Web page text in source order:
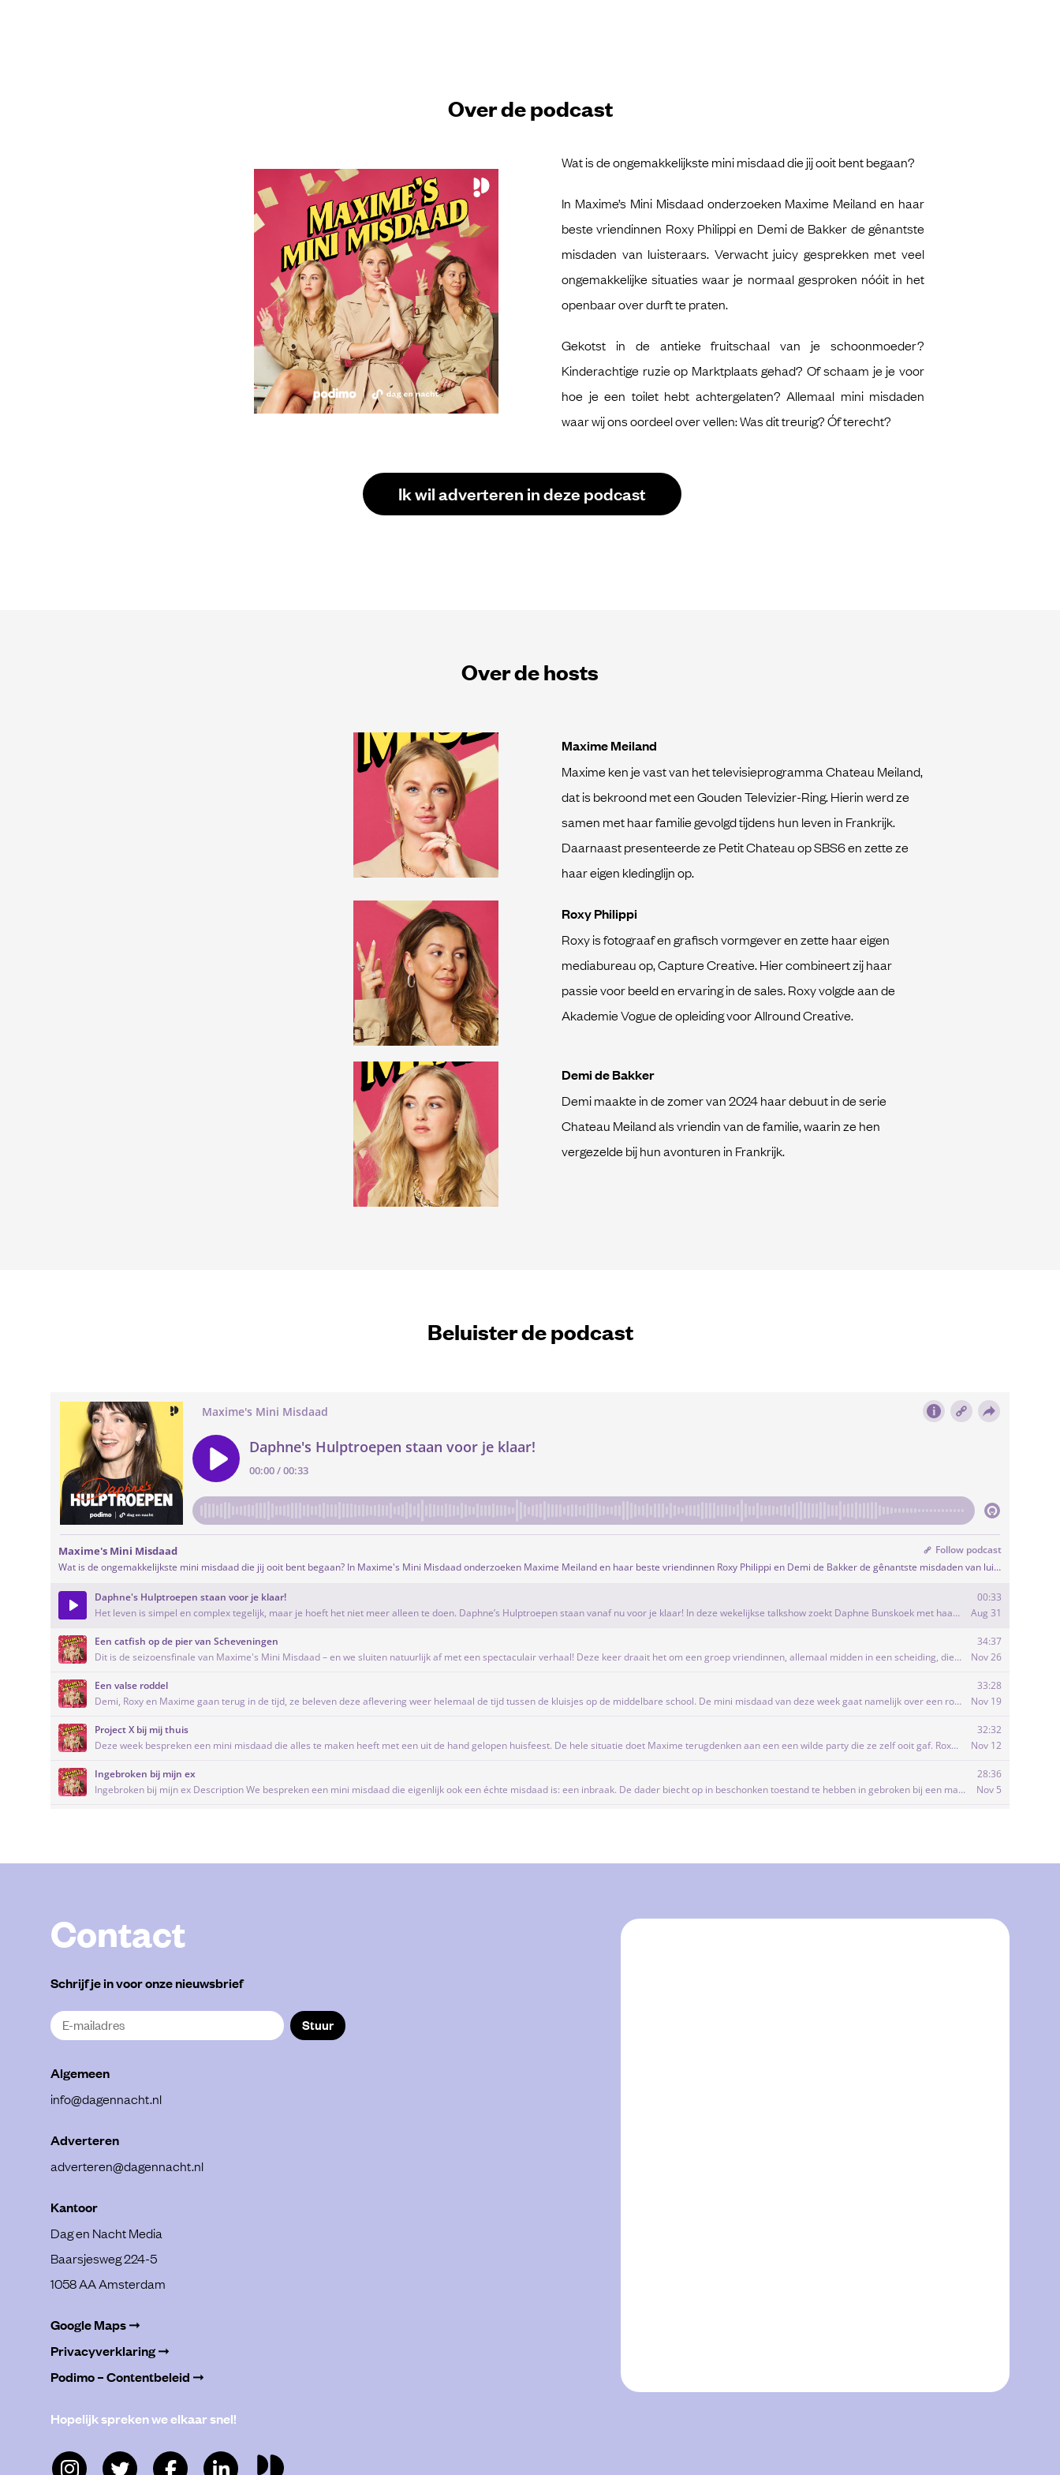
Over de podcast
Wat is de ongemakkelijkste mini misdaad die jij ooit bent begaan?
In Maxime’s Mini Misdaad onderzoeken Maxime Meiland en haar
beste vriendinnen Roxy Philippi en Demi de Bakker de gênantste
misdaden van luisteraars. Verwacht juicy gesprekken met veel
ongemakkelijke situaties waar je normaal gesproken nóóit in het
openbaar over durft te praten.
Gekotst in de antieke fruitschaal van je schoonmoeder?
Kinderachtige ruzie op Marktplaats gehad? Of schaam je je voor
hoe je een toilet hebt achtergelaten? Allemaal mini misdaden
waar wij ons oordeel over vellen: Was dit treurig? Óf terecht?
Ik wil adverteren in deze podcast
Over de hosts
Maxime Meiland
Maxime ken je vast van het televisieprogramma Chateau Meiland,
dat is bekroond met een Gouden Televizier-Ring. Hierin werd ze
samen met haar familie gevolgd tijdens hun leven in Frankrijk.
Daarnaast presenteerde ze Petit Chateau op SBS6 en zette ze
haar eigen kledinglijn op.
Roxy Philippi
Roxy is fotograaf en grafisch vormgever en zette haar eigen
mediabureau op, Capture Creative. Hier combineert zij haar
passie voor beeld en ervaring in de sales. Roxy volgde aan de
Akademie Vogue de opleiding voor Allround Creative.
Demi de Bakker
Demi maakte in de zomer van 2024 haar debuut in de serie
Chateau Meiland als vriendin van de familie, waarin ze hen
vergezelde bij hun avonturen in Frankrijk.
Beluister de podcast
Contact
Schrijf je in voor onze nieuwsbrief
Stuur
Algemeen
info@dagennacht.nl
Adverteren
adverteren@dagennacht.nl
Kantoor
Dag en Nacht Media
Baarsjesweg 224-5
1058 AA Amsterdam
Google Maps ➞
Privacyverklaring ➞
Podimo – Contentbeleid ➞
Hopelijk spreken we elkaar snel!